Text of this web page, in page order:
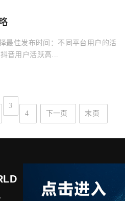
最佳发布时间：不同平台用户的活
音用户活跃高...
3
4
下一页 末页